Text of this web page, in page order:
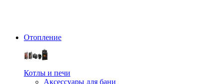
Отопление
Котлы и печи
Аксессуары для бани